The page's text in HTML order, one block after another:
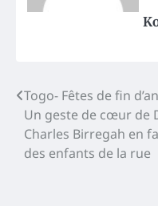
Post
navigation
Togo- Fêtes de fin
Un geste de cœur de
Charles Birregah en
des enfants de la rue